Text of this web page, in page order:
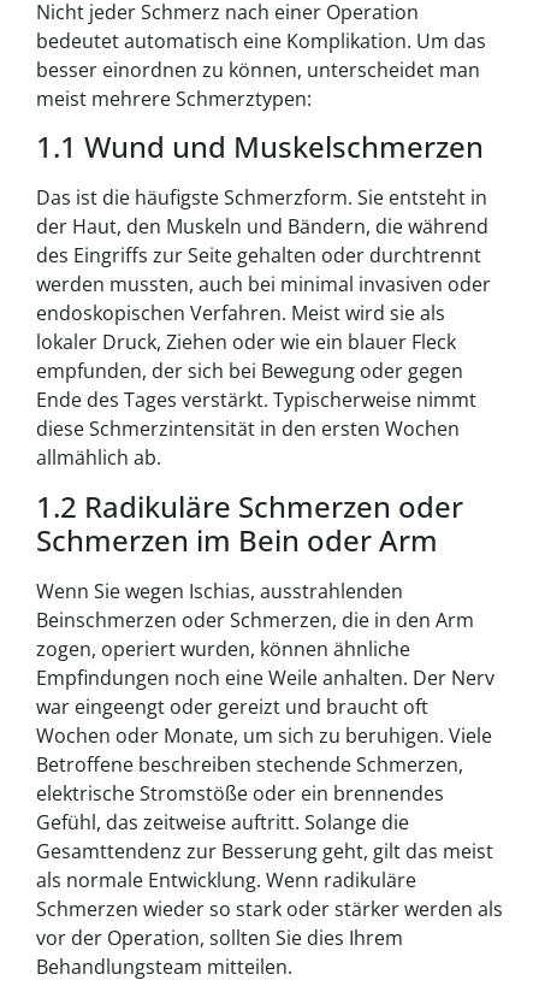
Nicht jeder Schmerz nach einer Operation
bedeutet automatisch eine Komplikation. Um das
besser einordnen zu können, unterscheidet man
meist mehrere Schmerztypen:
1.1 Wund und Muskelschmerzen
Das ist die häufigste Schmerzform. Sie entsteht in
der Haut, den Muskeln und Bändern, die während
des Eingriffs zur Seite gehalten oder durchtrennt
werden mussten, auch bei minimal invasiven oder
endoskopischen Verfahren. Meist wird sie als
lokaler Druck, Ziehen oder wie ein blauer Fleck
empfunden, der sich bei Bewegung oder gegen
Ende des Tages verstärkt. Typischerweise nimmt
diese Schmerzintensität in den ersten Wochen
allmählich ab.
1.2 Radikuläre Schmerzen oder
Schmerzen im Bein oder Arm
Wenn Sie wegen Ischias, ausstrahlenden
Beinschmerzen oder Schmerzen, die in den Arm
zogen, operiert wurden, können ähnliche
Empfindungen noch eine Weile anhalten. Der Nerv
war eingeengt oder gereizt und braucht oft
Wochen oder Monate, um sich zu beruhigen. Viele
Betroffene beschreiben stechende Schmerzen,
elektrische Stromstöße oder ein brennendes
Gefühl, das zeitweise auftritt. Solange die
Gesamttendenz zur Besserung geht, gilt das meist
als normale Entwicklung. Wenn radikuläre
Schmerzen wieder so stark oder stärker werden als
vor der Operation, sollten Sie dies Ihrem
Behandlungsteam mitteilen.